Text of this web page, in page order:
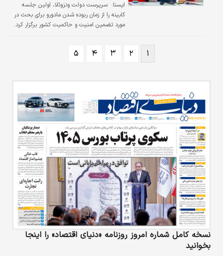
ایسنا: ​ سرپرست دولت ونزوئلا، اولین جلسه
کابینه را از زمان ربوده شدن مادورو برای بحث در
مورد تضمین امنیت و حاکمیت کشور برگزار کرد.
۱ ۲ ۳ ۴ ۵
نسخه کامل شماره امروز روزنامه «دنیای‌ اقتصاد» را اینجا
بخوانید